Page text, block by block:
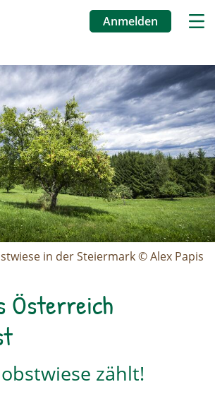
Direkt
zum
Inhalt
Anmelden
in der Steiermark © Alex Papis
Österreich
zählt!